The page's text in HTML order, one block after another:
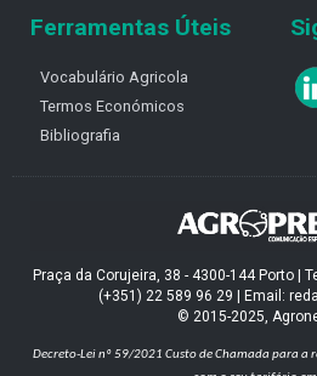
Ferramentas Úteis
Vocabulário Agricola
Termos Económicos
Bibliografia
Praça da Corujeira, 38 - 4300-144 Porto |
(+351) 22 589 96 29 | Email:
© 2015-2025,
Decreto-Lei nº 59/2021 Custo de Chamada para a